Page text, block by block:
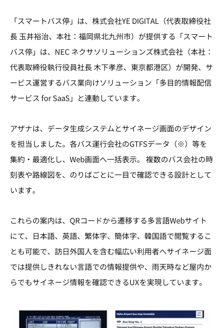
「スマートバス停」は、株式会社YE DIGITAL（代表取締役社
長 玉井裕治、本社：福岡県北九州市）が提供する「スマート
バス停」は、NEC ネクサソリューションズ株式会社（本社：
代表取締役執行役員社長 木下孝彦、東京都港区）が開発、サ
ービス運営するバス業向けソリューション「多目的情報配信
サービス for SaaS」と連動しています。
アザナは、データ生成システムとサイネージ画面のデザイン
を担当しました。各バス運行会社のGTFSデータ（※）等を
集約・最適化し、Web画面へ一括表示。 複数のバス会社の時
刻表や路線図を、のりばごとに一目で確認できる設計として
います。
これらの案内は、QRコードから遷移する多言語Webサイト
にて、日本語、英語、繁体字、簡体字、韓国語で閲覧するこ
とも可能で、訪日外国人を含む幅広い利用者へサイネージ面
では提供しきれない言語での情報提供や、雨天時など屋内か
らでもサイネージ情報を確認できるUXを実現しています。